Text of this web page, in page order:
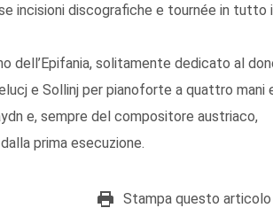
incisioni discografiche e tournée in tutto
dell’Epifania, solitamente dedicato al
e Sollinj per pianoforte a quattro mani
e, sempre del compositore austriaco,
prima esecuzione.
Stampa questo articolo